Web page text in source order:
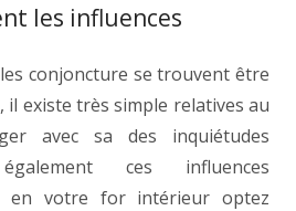
les influences
conjoncture se trouvent être
il existe très simple relatives au
avec sa des inquiétudes
ces influences
en votre for intérieur optez